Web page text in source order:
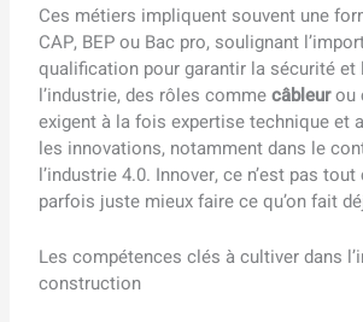
Ces métiers impliquent souvent une
CAP, BEP ou Bac pro, soulignant
qualification pour garantir la sécurité et
l’industrie, des rôles commecâbleurou
exigent à la fois expertise technique et
les innovations, notamment dans le
l’industrie 4.0. Innover, ce n’est pas tout
parfois juste mieux faire ce qu’on fait
Les compétences clés à cultiver dans
construction